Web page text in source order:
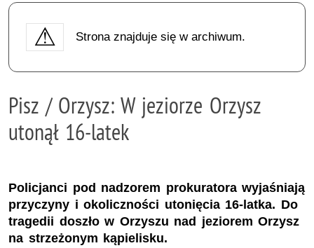
Strona znajduje się w archiwum.
Pisz / Orzysz: W jeziorze Orzysz
utonął 16-latek
Policjanci pod nadzorem prokuratora wyjaśniają
przyczyny i okoliczności utonięcia 16-latka. Do
tragedii doszło w Orzyszu nad jeziorem Orzysz
na strzeżonym kąpielisku.